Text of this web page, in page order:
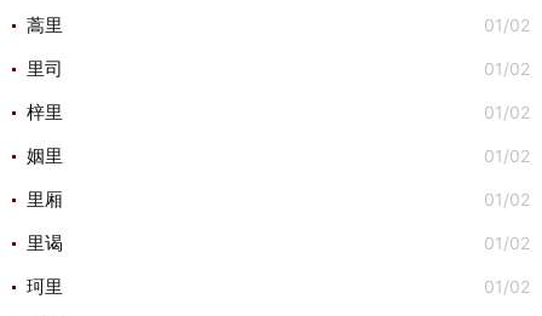
01/02
蒿里
01/02
里司
01/02
梓里
01/02
姻里
01/02
里厢
01/02
里谒
01/02
珂里